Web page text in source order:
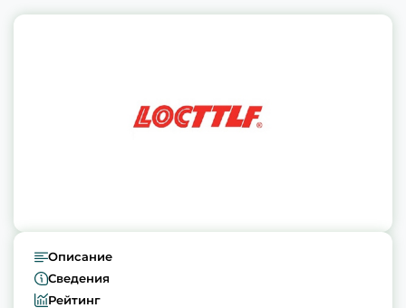
Описание
Сведения
Рейтинг